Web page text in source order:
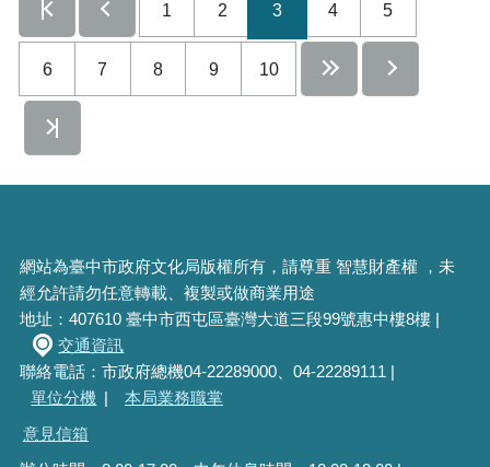
1 2 3 4 5
6 7 8 9 10
網站為臺中市政府文化局版權所有，請尊重 智慧財產權 ，未
經允許請勿任意轉載、複製或做商業用途
地址：407610 臺中市西屯區臺灣大道三段99號惠中樓8樓 |
交通資訊
聯絡電話：市政府總機04-22289000、04-22289111 |
單位分機 |
本局業務職掌
意見信箱